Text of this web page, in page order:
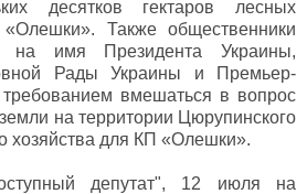
десятков гектаров лесных
Также общественники
на имя Президента Украины,
Рады Украины и Премьер-
вмешаться в вопрос
на территории Цюрупинского
хозяйства для КП «Олешки».
депутат", 12 июля на